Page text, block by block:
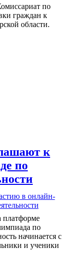
по
граждан к
области.
к
по
по
начинается с
и ученики